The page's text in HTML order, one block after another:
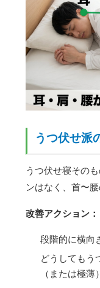
うつ伏せ派
うつ伏せ寝その
ンはなく、首〜
改善アクション：
段階的に横向
どうしてもう
（または極薄